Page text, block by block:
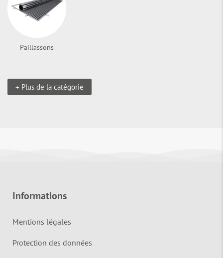
Paillassons
+ Plus de la catégorie
Informations
Mentions légales
Protection des données